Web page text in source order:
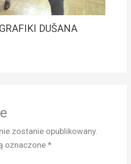
DUŠANA
zostanie opublikowany.
oznaczone *